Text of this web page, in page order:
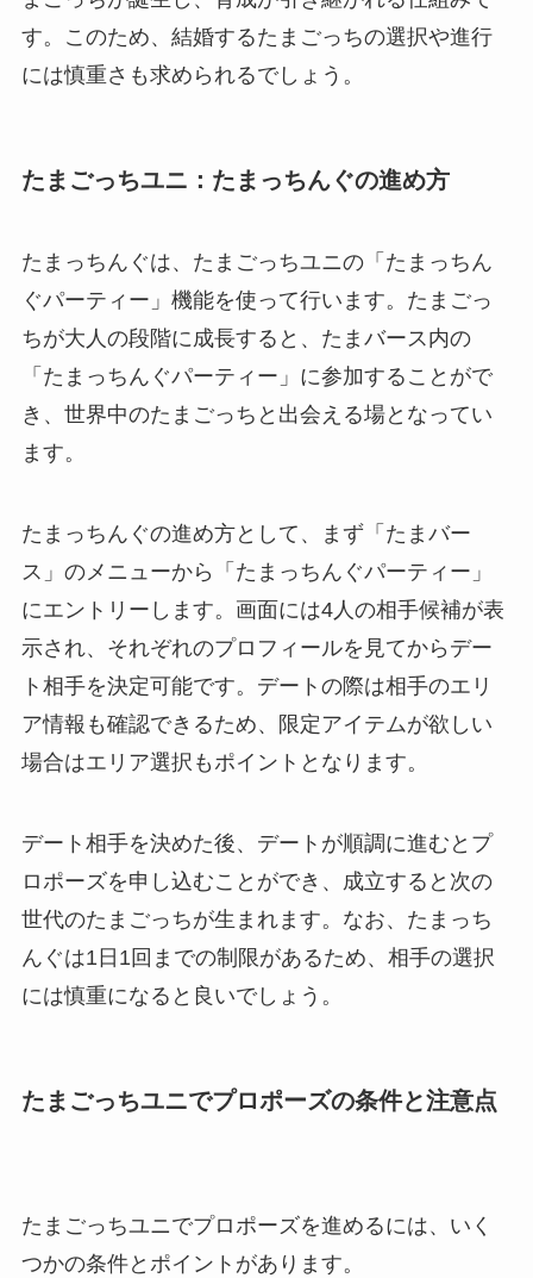
す。このため、結婚するたまごっちの選択や進行
には慎重さも求められるでしょう。
たまごっちユニ：たまっちんぐの進め方
たまっちんぐは、たまごっちユニの「たまっちん
ぐパーティー」機能を使って行います。たまごっ
ちが大人の段階に成長すると、たまバース内の
「たまっちんぐパーティー」に参加することがで
き、世界中のたまごっちと出会える場となってい
ます。
たまっちんぐの進め方として、まず「たまバー
ス」のメニューから「たまっちんぐパーティー」
にエントリーします。画面には4人の相手候補が表
示され、それぞれのプロフィールを見てからデー
ト相手を決定可能です。デートの際は相手のエリ
ア情報も確認できるため、限定アイテムが欲しい
場合はエリア選択もポイントとなります。
デート相手を決めた後、デートが順調に進むとプ
ロポーズを申し込むことができ、成立すると次の
世代のたまごっちが生まれます。なお、たまっち
んぐは1日1回までの制限があるため、相手の選択
には慎重になると良いでしょう。
たまごっちユニでプロポーズの条件と注意点
たまごっちユニでプロポーズを進めるには、いく
つかの条件とポイントがあります。